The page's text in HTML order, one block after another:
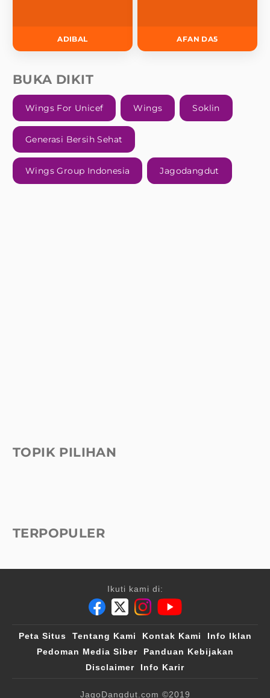
ADIBAL AFAN DA5
BUKA DIKIT
Wings For Unicef Wings Soklin
Generasi Bersih Sehat
Wings Group Indonesia Jagodangdut
TOPIK PILIHAN
TERPOPULER
Ikuti kami di:
Peta Situs Tentang Kami Kontak Kami
Info Iklan
Pedoman Media Siber
Panduan Kebijakan
Disclaimer
Info Karir
JagoDangdut.com ©2019